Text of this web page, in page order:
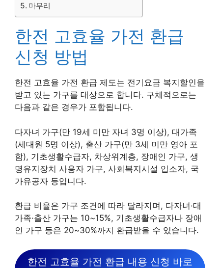
마무리
한전 고효율 가전 환급
신청 방법
한전 고효율 가전 환급 제도는 전기요금 복지할인을
받고 있는 가구를 대상으로 합니다. 구체적으로는
다음과 같은 경우가 포함됩니다.
다자녀 가구(만 19세 미만 자녀 3명 이상), 대가족
(세대원 5명 이상), 출산 가구(만 3세 미만 영아 포
함), 기초생활수급자, 차상위계층, 장애인 가구, 생
명유지장치 사용자 가구, 사회복지시설 입소자, 국
가유공자 등입니다.
환급 비율은 가구 조건에 따라 달라지며, 다자녀·대
가족·출산 가구는 10~15%, 기초생활수급자나 장애
인 가구 등은 20~30%까지 환급받을 수 있습니다.
한전 고효율 가전 환급 내용 신청 바로